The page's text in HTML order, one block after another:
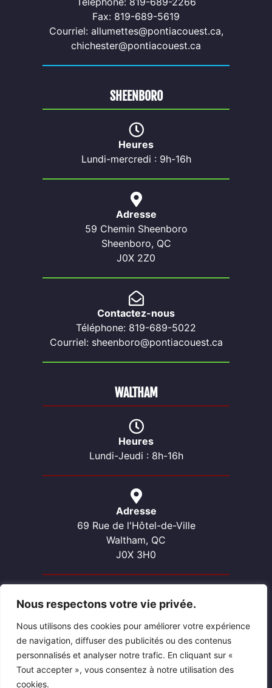
Nous respectons votre vie privée.
Nous utilisons des cookies pour améliorer votre expérience
de navigation, diffuser des publicités ou des contenus
personnalisés et analyser notre trafic. En cliquant sur «
Tout accepter », vous consentez à notre utilisation des
cookies.
Fax: 819-689-5619
Courriel: allumettes@pontiacouest.ca,
chichester@pontiacouest.ca
SHEENBORO
Heures
Lundi-mercredi : 9h-16h
Adresse
59 Chemin Sheenboro
Sheenboro, QC
J0X 2Z0
Contactez-nous
Téléphone: 819-689-5022
Courriel: sheenboro@pontiacouest.ca
Heures
Lundi-Jeudi : 8h-16h
Adresse
69 Rue de l'Hôtel-de-Ville
Waltham, QC
J0X 3H0
Contactez-nous
Téléphone: 819-689-2057
Courriel: waltham@pontiacouest.ca
WALTHAM